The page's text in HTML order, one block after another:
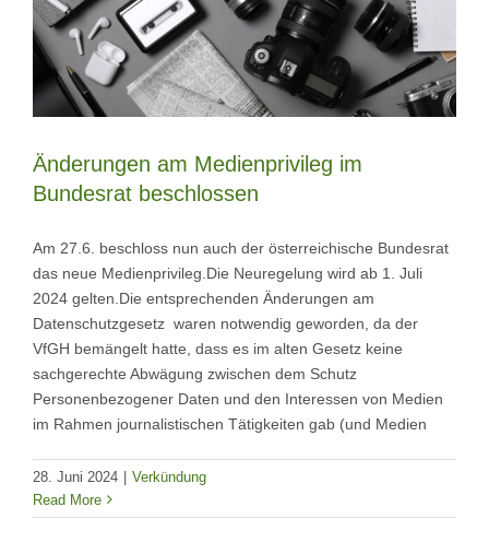
Änderungen am Medienprivileg im
Bundesrat beschlossen
Am 27.6. beschloss nun auch der österreichische Bundesrat
das neue Medienprivileg.Die Neuregelung wird ab 1. Juli
2024 gelten.Die entsprechenden Änderungen am
Datenschutzgesetz waren notwendig geworden, da der
VfGH bemängelt hatte, dass es im alten Gesetz keine
sachgerechte Abwägung zwischen dem Schutz
Personenbezogener Daten und den Interessen von Medien
im Rahmen journalistischen Tätigkeiten gab (und Medien
28. Juni 2024 | Verkündung
Read More